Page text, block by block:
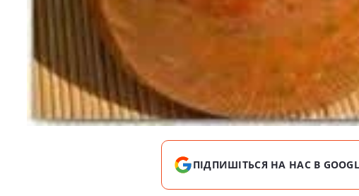
ПІДПИШІТЬСЯ НА НАС В